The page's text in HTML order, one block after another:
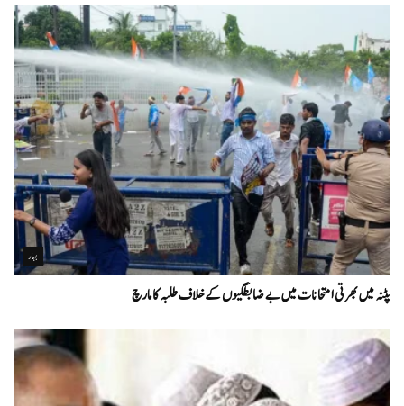
بہار
پٹنہ میں بھرتی امتحانات میں بے ضابطگیوں کے خلاف طلبہ کا مارچ